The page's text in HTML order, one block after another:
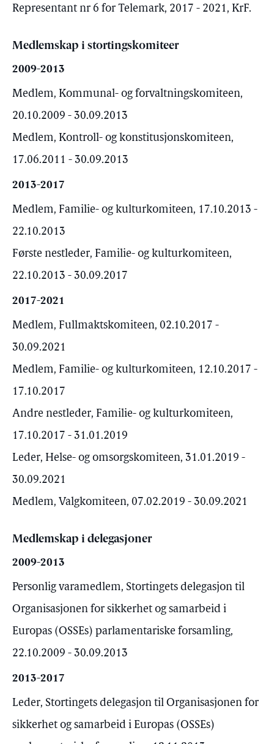
Representant nr 6 for Telemark, 2017 - 2021, KrF.
Medlemskap i stortingskomiteer
2009-2013
Medlem, Kommunal- og forvaltningskomiteen,
20.10.2009 - 30.09.2013
Medlem, Kontroll- og konstitusjonskomiteen,
17.06.2011 - 30.09.2013
2013-2017
Medlem, Familie- og kulturkomiteen, 17.10.2013 -
22.10.2013
Første nestleder, Familie- og kulturkomiteen,
22.10.2013 - 30.09.2017
2017-2021
Medlem, Fullmaktskomiteen, 02.10.2017 -
30.09.2021
Medlem, Familie- og kulturkomiteen, 12.10.2017 -
17.10.2017
Andre nestleder, Familie- og kulturkomiteen,
17.10.2017 - 31.01.2019
Leder, Helse- og omsorgskomiteen, 31.01.2019 -
30.09.2021
Medlem, Valgkomiteen, 07.02.2019 - 30.09.2021
Medlemskap i delegasjoner
2009-2013
Personlig varamedlem, Stortingets delegasjon til
Organisasjonen for sikkerhet og samarbeid i
Europas (OSSEs) parlamentariske forsamling,
22.10.2009 - 30.09.2013
2013-2017
Leder, Stortingets delegasjon til Organisasjonen for
sikkerhet og samarbeid i Europas (OSSEs)